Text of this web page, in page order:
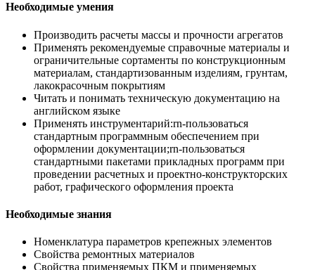
Необходимые умения
Производить расчеты массы и прочности агрегатов
Применять рекомендуемые справочные материалы и
ограничительные сортаменты по конструкционным
материалам, стандартизованным изделиям, грунтам,
лакокрасочным покрытиям
Читать и понимать техническую документацию на
английском языке
Применять инструментарий:rn-пользоваться
стандартным программным обеспечением при
оформлении документации;rn-пользоваться
стандартными пакетами прикладных программ при
проведении расчетных и проектно-конструкторских
работ, графического оформления проекта
Необходимые знания
Номенклатура параметров крепежных элементов
Свойства ремонтных материалов
Свойства применяемых ПКМ и применяемых